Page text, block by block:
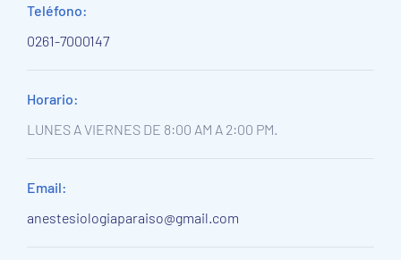
Teléfono:
0261-7000147
Horario:
LUNES A VIERNES DE 8:00 AM A 2:00 PM.
Email:
anestesiologiaparaiso@gmail.com